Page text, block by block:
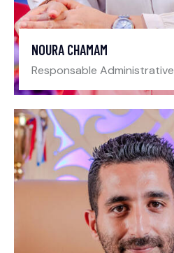
NOURA CHAMAM
Responsable Administrative